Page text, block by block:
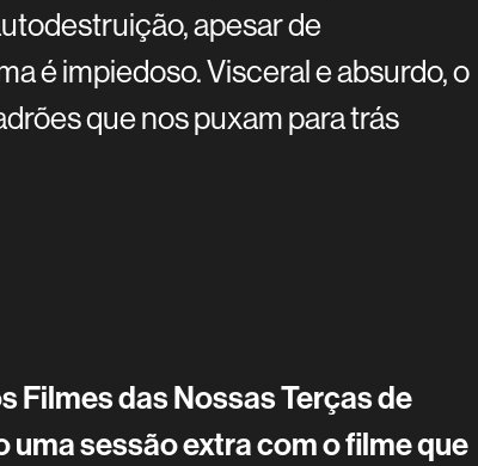
apesar de
é impiedoso. Visceral e absurdo, o
que nos puxam para trás
Filmes das Nossas Terças de
sessão extra com o filme que